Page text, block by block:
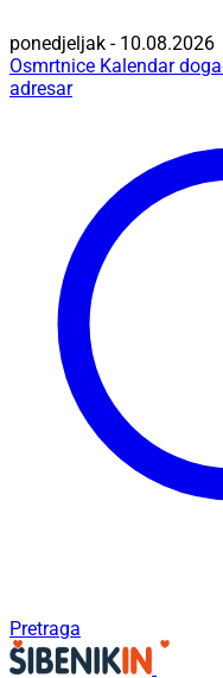
ponedjeljak - 10.08.2026
Osmrtnice Kalendar
adresar
Pretraga